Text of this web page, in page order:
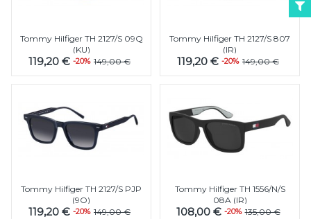
Tommy Hilfiger TH 2127/S 09Q
(KU)
119,20 € -20% 149,00 €
Tommy Hilfiger TH 2127/S 807
(IR)
119,20 € -20% 149,00 €
Tommy Hilfiger TH 2127/S PJP
(9O)
119,20 € -20% 149,00 €
Tommy Hilfiger TH 1556/N/S
08A (IR)
108,00 € -20% 135,00 €